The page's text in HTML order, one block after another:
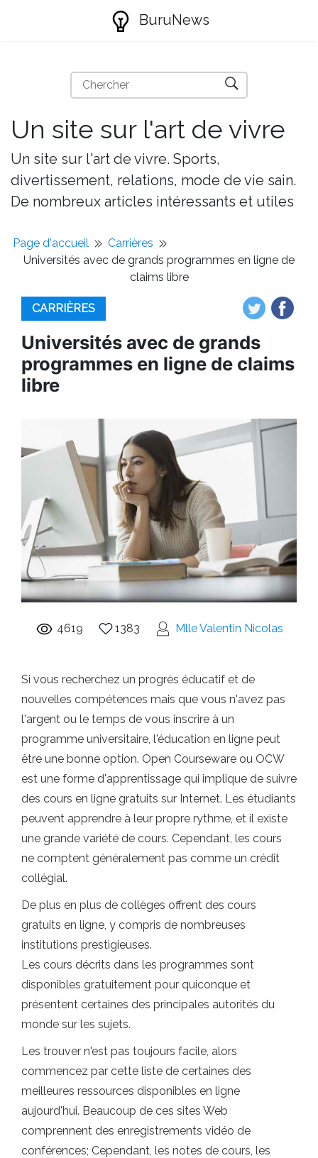
BuruNews
Un site sur l'art de vivre
Un site sur l'art de vivre. Sports,
divertissement, relations, mode de vie sain.
De nombreux articles intéressants et utiles
Page d'accueil
Carrières
Universités avec de grands programmes en ligne de
claims libre
CARRIÈRES
Universités avec de grands
programmes en ligne de claims
libre
4619 1383 Mlle Valentin Nicolas
Si vous recherchez un progrès éducatif et de
nouvelles compétences mais que vous n'avez pas
l'argent ou le temps de vous inscrire à un
programme universitaire, l'éducation en ligne peut
être une bonne option. Open Courseware ou OCW
est une forme d'apprentissage qui implique de suivre
des cours en ligne gratuits sur Internet. Les étudiants
peuvent apprendre à leur propre rythme, et il existe
une grande variété de cours. Cependant, les cours
ne comptent généralement pas comme un crédit
collégial.
De plus en plus de collèges offrent des cours
gratuits en ligne, y compris de nombreuses
institutions prestigieuses.
Les cours décrits dans les programmes sont
disponibles gratuitement pour quiconque et
présentent certaines des principales autorités du
monde sur les sujets.
Les trouver n'est pas toujours facile, alors
commencez par cette liste de certaines des
meilleures ressources disponibles en ligne
aujourd'hui. Beaucoup de ces sites Web
comprennent des enregistrements vidéo de
conférences; Cependant, les notes de cours, les